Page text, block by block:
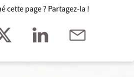
cette page ? Partagez-la !